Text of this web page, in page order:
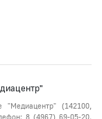
"Медиацентр" (142100,
8 (4967) 69-05-20.